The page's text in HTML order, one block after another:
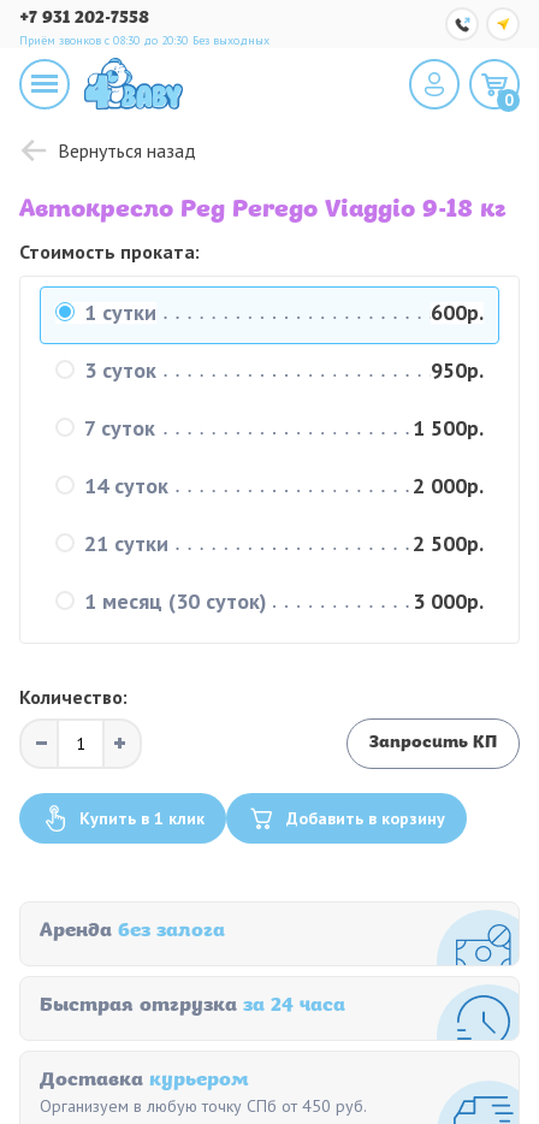
+7 931 202-7558
Приём звонков с 08:30 до 20:30 Без выходных
0
Вернуться назад
Автокресло Peg Perego Viaggio 9-18 кг
Стоимость проката:
1 сутки 600р.
3 суток 950р.
7 суток 1 500р.
14 суток 2 000р.
21 сутки 2 500р.
1 месяц (30 суток) 3 000р.
Количество:
Запросить КП
Купить в 1 клик Добавить в корзину
Аренда без залога
Быстрая отгрузка за 24 часа
Доставка курьером
Организуем в любую точку СПб от 450 руб.